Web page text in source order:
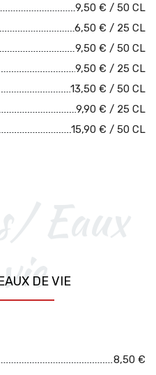
9,50 € / 50 CL
6,50 € / 25 CL
9,50 € / 50 CL
9,50 € / 25 CL
13,50 € / 50 CL
9,90 € / 25 CL
15,90 € / 50 CL
DE VIE
8,50 €